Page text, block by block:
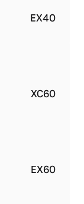
EX40
XC60
EX60